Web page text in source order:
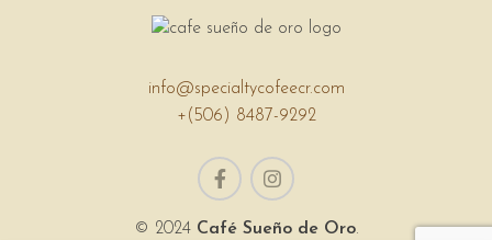
info@specialtycofeecr.com
+(506) 8487-9292
© 2024 Café Sueño de Oro.